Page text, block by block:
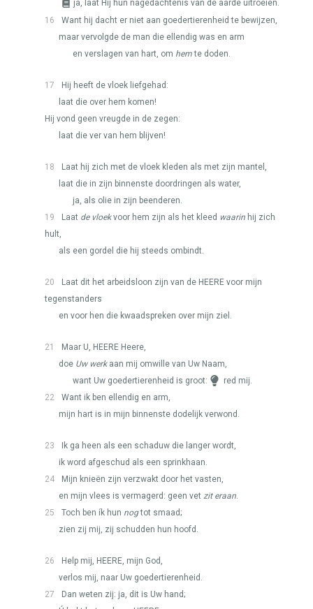
ja, laat Hij hun nagedachtenis van de aarde uitroeien.
16
Want hij dacht er niet aan goedertierenheid te bewijzen,
maar vervolgde de man die ellendig was en arm
en verslagen van hart, om hemte doden.
17
Hij heeft de vloek liefgehad:
laat die over hem komen!
Hij vond geen vreugde in de zegen:
laat die ver van hem blijven!
18
Laat hij zich met de vloek kleden als met zijn mantel,
laat die in zijn binnenste doordringen als water,
ja, als olie in zijn beenderen.
19
Laat de vloekvoor hem zijn als het kleed waarin hij zich
hult,
als een gordel die hij steeds ombindt.
20 Laat dit het arbeidsloon zijn van de HEERE voor mijn
tegenstanders
en voor hen die kwaadspreken over mijn ziel.
21 Maar U, HEERE Heere,
doe Uw werkaan mij omwille van Uw Naam,
want Uw goedertierenheid is groot:
red mij.
22
Want ik ben ellendig en arm,
mijn hart is in mijn binnenste dodelijk verwond.
23
Ik ga heen als een schaduw die langer wordt,
ik word afgeschud als een sprinkhaan.
24
Mijn knieën zijn verzwakt door het vasten,
en mijn vlees is vermagerd: geen vet zit eraan.
25
Toch ben ík hun nogtot smaad;
zien zij mij, zij schudden hun hoofd.
26 Help mij, HEERE, mijn God,
verlos mij, naar Uw goedertierenheid.
27
Dan weten zij: ja, dit is Uw hand;